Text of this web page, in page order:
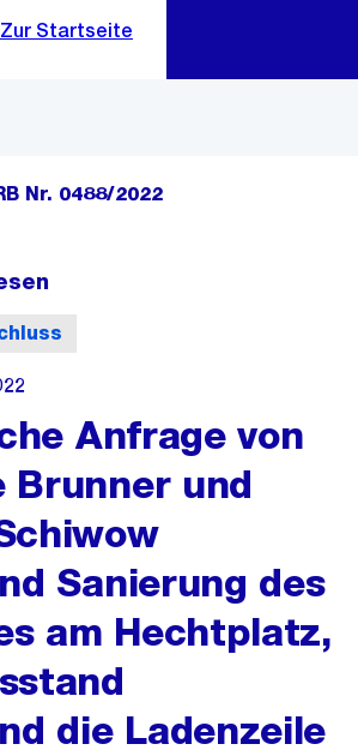
Breadcrumbs ein
Nr. 0488/2022
Anfrage von
Brunner und
Sanierung des
am Hechtplatz,
die Ladenzeile